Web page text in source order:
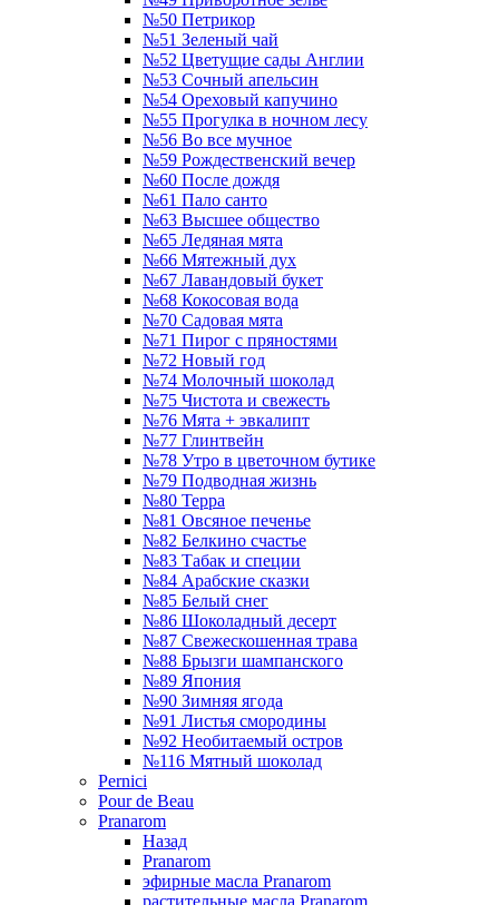
№50 Петрикор
№51 Зеленый чай
№52 Цветущие сады Англии
№53 Сочный апельсин
№54 Ореховый капучино
№55 Прогулка в ночном лесу
№56 Во все мучное
№59 Рождественский вечер
№60 После дождя
№61 Пало санто
№63 Высшее общество
№65 Ледяная мята
№66 Мятежный дух
№67 Лавандовый букет
№68 Кокосовая вода
№70 Садовая мята
№71 Пирог с пряностями
№72 Новый год
№74 Молочный шоколад
№75 Чистота и свежесть
№76 Мята + эвкалипт
№77 Глинтвейн
№78 Утро в цветочном бутике
№79 Подводная жизнь
№80 Терра
№81 Овсяное печенье
№82 Белкино счастье
№83 Табак и специи
№84 Арабские сказки
№85 Белый снег
№86 Шоколадный десерт
№87 Свежескошенная трава
№88 Брызги шампанского
№89 Япония
№90 Зимняя ягода
№91 Листья смородины
№92 Необитаемый остров
№116 Мятный шоколад
Pernici
Pour de Beau
Pranarom
Назад
Pranarom
эфирные масла Pranarom
растительные масла Pranarom